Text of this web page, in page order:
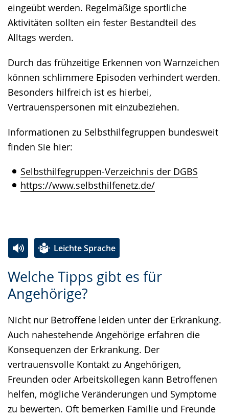
eingeübt werden. Regelmäßige sportliche
Aktivitäten sollten ein fester Bestandteil des
Alltags werden.
Durch das frühzeitige Erkennen von Warnzeichen
können schlimmere Episoden verhindert werden.
Besonders hilfreich ist es hierbei,
Vertrauenspersonen mit einzubeziehen.
Informationen zu Selbsthilfegruppen bundesweit
finden Sie hier:
Selbsthilfegruppen-Verzeichnis der DGBS
https://www.selbsthilfenetz.de/
Welche Tipps gibt es für
Angehörige?
Nicht nur Betroffene leiden unter der Erkrankung.
Auch nahestehende Angehörige erfahren die
Konsequenzen der Erkrankung. Der
vertrauensvolle Kontakt zu Angehörigen,
Freunden oder Arbeitskollegen kann Betroffenen
helfen, mögliche Veränderungen und Symptome
zu bewerten. Oft bemerken Familie und Freunde
Leichte Sprache
Leichten
Sprache
Audio-
Unterstützung.
Video
in
Gebärdensprache
wird
angezeigt.